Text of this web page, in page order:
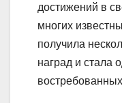
достижений в
многих
получила
наград и стала